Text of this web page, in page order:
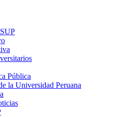
Pública
la Universidad Peruana